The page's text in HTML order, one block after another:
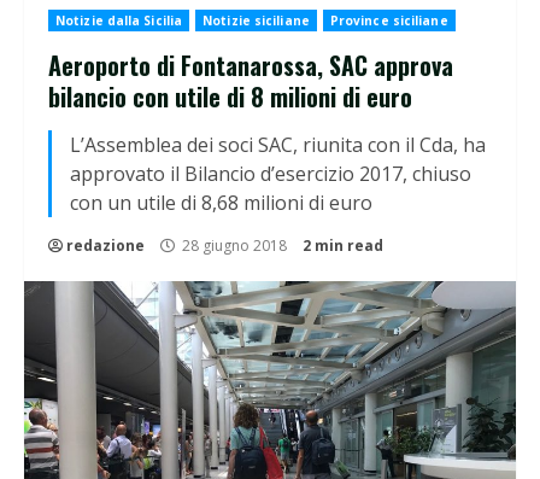
Notizie dalla Sicilia Notizie siciliane Province siciliane
Aeroporto di Fontanarossa, SAC approva
bilancio con utile di 8 milioni di euro
L’Assemblea dei soci SAC, riunita con il Cda, ha
approvato il Bilancio d’esercizio 2017, chiuso
con un utile di 8,68 milioni di euro
redazione 28 giugno 2018 2 min read